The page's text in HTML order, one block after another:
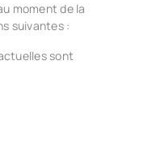
moment de la
suivantes :
sont